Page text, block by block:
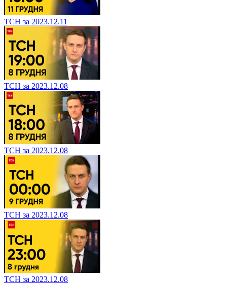
ТСН за 2023.12.11
ТСН за 2023.12.08
ТСН за 2023.12.08
ТСН за 2023.12.08
ТСН за 2023.12.08